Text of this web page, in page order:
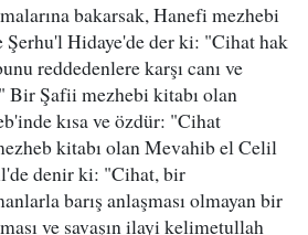
bakarsak, Hanefi mezhebi
Şerhu'l Hidaye'de der ki: "Cihat hak
reddedenlere karşı canı ve
Bir Şafii mezhebi kitabı olan
kısa ve özdür: "Cihat
kitabı olan Mevahib el Celil
denir ki: "Cihat, bir
barış anlaşması olmayan bir
ve savaşın ilayi kelimetullah